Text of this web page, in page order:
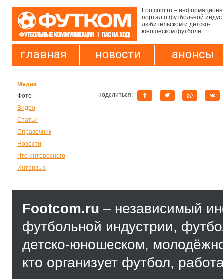
Footcom.ru –
портал о футбольной
любительском и детско-
юношеском футболе.
главная новости анонсы
Медиа
Фото
Видео
Статьи
Справочник
Новости
Что интересного
Интервью
Поделиться:
Footcom.ru – независимый
футбольной индустрии,
детско-юношеском,
кто организует футбол,